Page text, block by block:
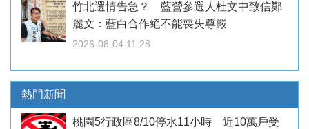
竹北選情告急？ 藍營參選人杜文中致信鄭
麗文：藍白合作絕不能喪失尊嚴
2026-08-04 11:28
熱門新聞
桃園5行政區8/10停水11小時 近10萬戶受